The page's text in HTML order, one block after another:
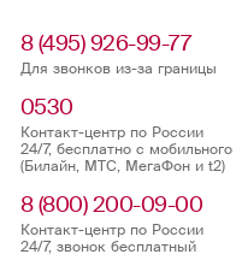
8 (495) 926-99-77
Для звонков из-за границы
0530
Контакт-центр по России
24/7, бесплатно с мобильного
(Билайн, МТС, МегаФон и t2)
8 (800) 200-09-00
Контакт-центр по России
24/7, звонок бесплатный